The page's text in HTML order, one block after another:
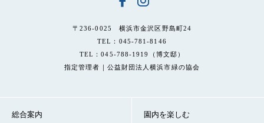
〒236-0025 横浜市金沢区野島町24
TEL：045-781-8146
TEL：045-788-1919（博文邸）
指定管理者｜公益財団法人横浜市緑の協会
総合案内 園内を楽しむ